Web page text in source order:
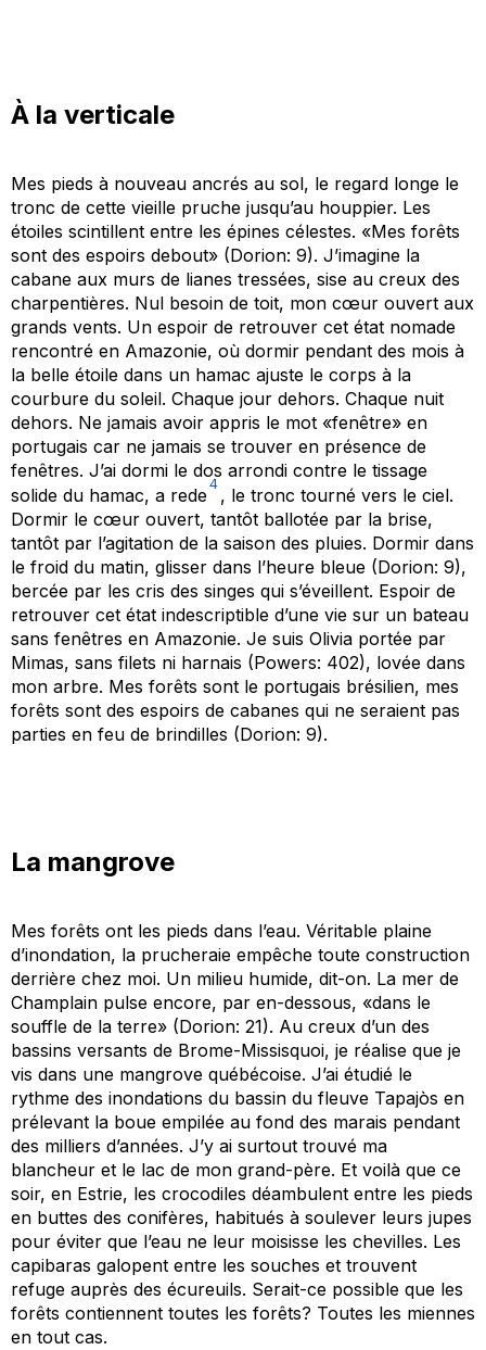
À la verticale
Mes pieds à nouveau ancrés au sol, le regard longe le
tronc de cette vieille pruche jusqu’au houppier. Les
étoiles scintillent entre les épines célestes. «Mes forêts
sont des espoirs debout» (Dorion: 9). J’imagine la
cabane aux murs de lianes tressées, sise au creux des
charpentières. Nul besoin de toit, mon cœur ouvert aux
grands vents. Un espoir de retrouver cet état nomade
rencontré en Amazonie, où dormir pendant des mois à
la belle étoile dans un hamac ajuste le corps à la
courbure du soleil. Chaque jour dehors. Chaque nuit
dehors. Ne jamais avoir appris le mot «fenêtre» en
portugais car ne jamais se trouver en présence de
fenêtres. J’ai dormi le dos arrondi contre le tissage
solide du hamac, a rede
4
, le tronc tourné vers le ciel.
Dormir le cœur ouvert, tantôt ballotée par la brise,
tantôt par l’agitation de la saison des pluies. Dormir dans
le froid du matin, glisser dans l’heure bleue (Dorion: 9),
bercée par les cris des singes qui s’éveillent. Espoir de
retrouver cet état indescriptible d’une vie sur un bateau
sans fenêtres en Amazonie. Je suis Olivia portée par
Mimas, sans filets ni harnais (Powers: 402), lovée dans
mon arbre. Mes forêts sont le portugais brésilien, mes
forêts sont des espoirs de cabanes qui ne seraient pas
parties en feu de brindilles (Dorion: 9).
La mangrove
Mes forêts ont les pieds dans l’eau. Véritable plaine
d’inondation, la prucheraie empêche toute construction
derrière chez moi. Un milieu humide, dit-on. La mer de
Champlain pulse encore, par en-dessous, «dans le
souffle de la terre» (Dorion: 21). Au creux d’un des
bassins versants de Brome-Missisquoi, je réalise que je
vis dans une mangrove québécoise. J’ai étudié le
rythme des inondations du bassin du fleuve Tapajòs en
prélevant la boue empilée au fond des marais pendant
des milliers d’années. J’y ai surtout trouvé ma
blancheur et le lac de mon grand-père. Et voilà que ce
soir, en Estrie, les crocodiles déambulent entre les pieds
en buttes des conifères, habitués à soulever leurs jupes
pour éviter que l’eau ne leur moisisse les chevilles. Les
capibaras galopent entre les souches et trouvent
refuge auprès des écureuils. Serait-ce possible que les
forêts contiennent toutes les forêts? Toutes les miennes
en tout cas.